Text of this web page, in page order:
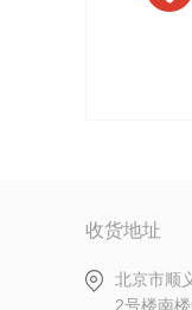
收货地址
北京市顺
2号楼南